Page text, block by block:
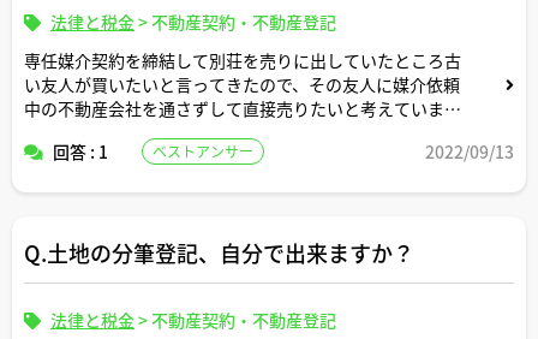
法律と税金>不動産契約・不動産登記
専任媒介契約を締結して別荘を売りに出していたところ古
い友人が買いたいと言ってきたので、その友人に媒介依頼
中の不動産会社を通さずして直接売りたいと考えています
の作成だけを不動産会社にお願いすることは問題ないです
回答 : 1 ベストアンサー 2022/09/13
Q.土地の分筆登記、自分で出来ますか？
法律と税金>不動産契約・不動産登記